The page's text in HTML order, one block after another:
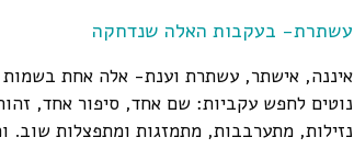
עשתרת- בעקבות האלה שנדחקה
איננה, אישתר, עשתרת וענת- אלה אחת בשמות
נוטים לחפש עקביות: שם אחד, סיפור אחד,
נזילות, מתערבבות, מתמזגות ומתפצלות שוב.